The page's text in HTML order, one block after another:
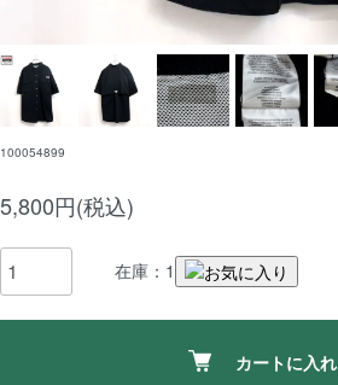
100054899
5,800円(税込)
在庫：1
カートに入